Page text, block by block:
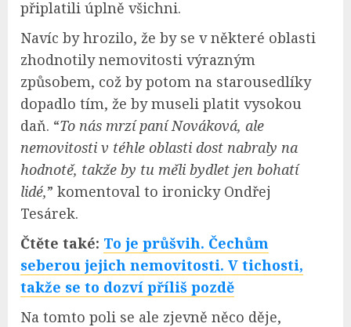
připlatili úplně všichni.
Navíc by hrozilo, že by se v některé oblasti
zhodnotily nemovitosti výrazným
způsobem, což by potom na starousedlíky
dopadlo tím, že by museli platit vysokou
daň. “To nás mrzí paní Nováková, ale
nemovitosti v téhle oblasti dost nabraly na
hodnotě, takže by tu měli bydlet jen bohatí
lidé,” komentoval to ironicky Ondřej
Tesárek.
Čtěte také: To je průšvih. Čechům
seberou jejich nemovitosti. V tichosti,
takže se to dozví příliš pozdě
Na tomto poli se ale zjevně něco děje,